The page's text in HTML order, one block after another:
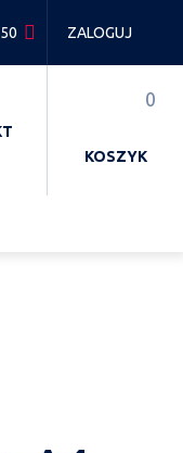
ZALOGUJ
0
KOSZYK